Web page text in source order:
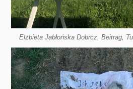
Elżbieta Jabłońska Dobrcz, Beitrag,